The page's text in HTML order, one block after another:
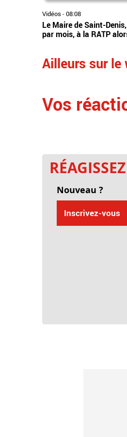
Vidéos -08:08
Le Maire de Saint-
par mois, à la RATP
Ailleurs sur le
Vos
RÉAGISSEZ
Nouveau ?
Inscrivez-vous